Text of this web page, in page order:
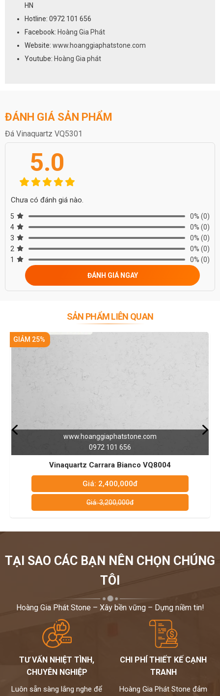
HN
Hotline: 0972 101 656
Facebook: Hoàng Gia Phát
Website: www.hoanggiaphatstone.com
Youtube: Hoàng Gia phát
ĐÁNH GIÁ SẢN PHẨM
Đá Vinaquartz VQ5301
5.0
Chưa có đánh giá nào.
5 0% (0)
4
0% (0)
3
0% (0)
2
0% (0)
1
0% (0)
ĐÁNH GIÁ NGAY
SẢN PHẨM LIÊN QUAN
www.hoanggiaphatstone.com
0972 101 656
Vinaquartz Carrara Bianco VQ8004
Giá: 2,400,000đ
Giá: 3,200,000đ
TẠI SAO CÁC BẠN NÊN CHỌN CHÚNG
TÔI
Hoàng Gia Phát Stone – Xây bền vững – Dựng niềm tin!
TƯ VẤN NHIỆT TÌNH,
CHUYÊN NGHIỆP
Luôn sẵn sàng lắng nghe để
CHI PHÍ THIẾT KẾ CẠNH
TRANH
Hoàng Gia Phát Stone đảm